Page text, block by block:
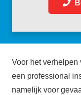
Voor het verhelpen
een professional
namelijk voor